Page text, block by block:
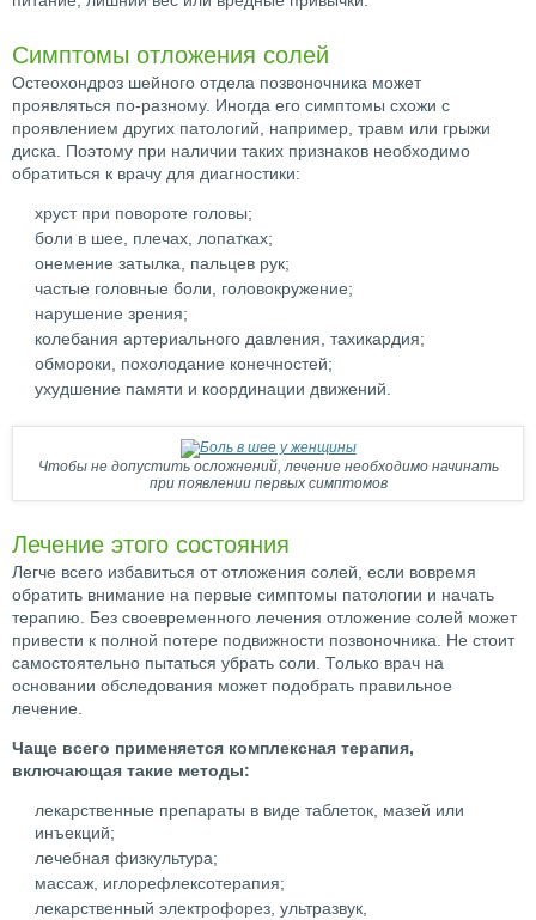
Симптомы отложения солей
Остеохондроз шейного отдела позвоночника может
проявляться по-разному. Иногда его симптомы схожи с
проявлением других патологий, например, травм или грыжи
диска. Поэтому при наличии таких признаков необходимо
обратиться к врачу для диагностики:
хруст при повороте головы;
боли в шее, плечах, лопатках;
онемение затылка, пальцев рук;
частые головные боли, головокружение;
нарушение зрения;
колебания артериального давления, тахикардия;
обмороки, похолодание конечностей;
ухудшение памяти и координации движений.
Чтобы не допустить осложнений, лечение необходимо начинать
при появлении первых симптомов
Лечение этого состояния
Легче всего избавиться от отложения солей, если вовремя
обратить внимание на первые симптомы патологии и начать
терапию. Без своевременного лечения отложение солей может
привести к полной потере подвижности позвоночника. Не стоит
самостоятельно пытаться убрать соли. Только врач на
основании обследования может подобрать правильное
лечение.
Чаще всего применяется комплексная терапия,
включающая такие методы:
лекарственные препараты в виде таблеток, мазей или
инъекций;
лечебная физкультура;
массаж, иглорефлексотерапия;
лекарственный электрофорез, ультразвук,